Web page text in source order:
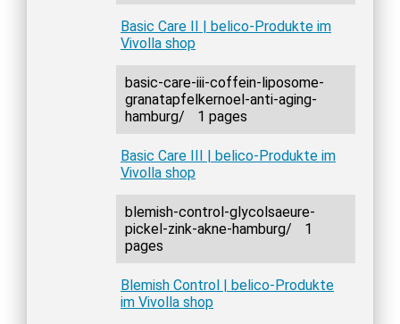
Basic Care II | belico-Produkte im
Vivolla shop
basic-care-iii-coffein-liposome-
granatapfelkernoel-anti-aging-
hamburg/
1 pages
Basic Care III | belico-Produkte im
Vivolla shop
blemish-control-glycolsaeure-
pickel-zink-akne-hamburg/
1
pages
Blemish Control | belico-Produkte
im Vivolla shop